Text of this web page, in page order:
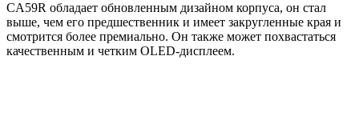
CA59R обладает обновленным дизайном корпуса, он стал
выше, чем его предшественник и имеет закругленные края и
смотрится более премиально. Он также может похвастаться
качественным и четким OLED-дисплеем.